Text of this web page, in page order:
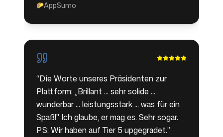
🌮AppSumo
“Die Worte unseres Präsidenten zur
Plattform: „Brillant ... sehr solide ...
wunderbar ... leistungsstark ... was für ein
Spaß!" Ich glaube, er mag es. Sehr sogar.
PS: Wir haben auf Tier 5 upgegradet.”